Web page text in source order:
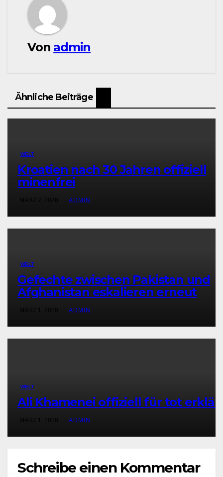
Von admin
Ähnliche Beiträge
WELT
Kroatien nach 30 Jahren offiziell
minenfrei
ADMIN
WELT
Gefechte zwischen Pakistan und
Afghanistan eskalieren erneut
ADMIN
WELT
Ali Khamenei offiziell für tot
MÄRZ 1, 2026 ADMIN
Schreibe einen Kommentar